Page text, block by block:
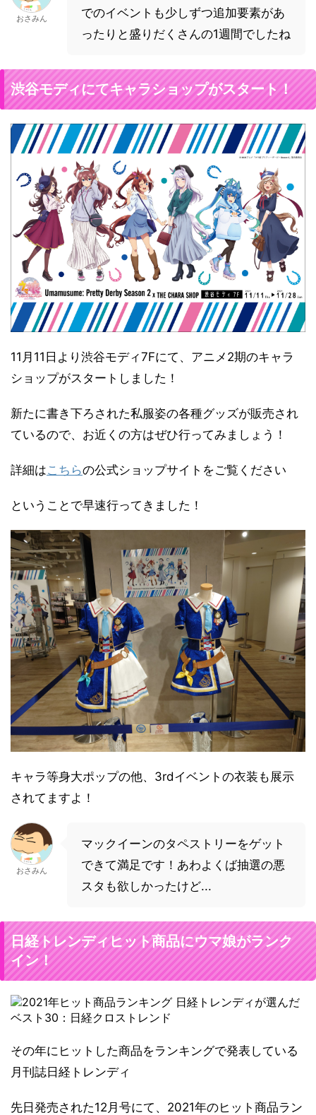
おさみん
でのイベントも少しずつ追加要素があ
ったりと盛りだくさんの1週間でしたね
渋谷モディにてキャラショップがスタート！
11月11日より渋谷モディ7Fにて、アニメ2期のキャラ
ショップがスタートしました！
新たに書き下ろされた私服姿の各種グッズが販売され
ているので、お近くの方はぜひ行ってみましょう！
詳細はこちらの公式ショップサイトをご覧ください
ということで早速行ってきました！
キャラ等身大ポップの他、3rdイベントの衣装も展示
されてますよ！
おさみん
マックイーンのタペストリーをゲット
できて満足です！あわよくば抽選の悪
スタも欲しかったけど...
日経トレンディヒット商品にウマ娘がランク
イン！
その年にヒットした商品をランキングで発表している
月刊誌日経トレンディ
先日発売された12月号にて、2021年のヒット商品ラン